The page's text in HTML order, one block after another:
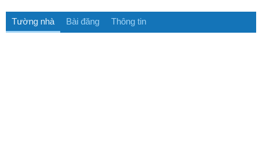
Tường nhà Bài đăng Thông tin